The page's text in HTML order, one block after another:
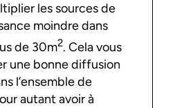
les sources de
moindre dans
de 30m2. Cela vous
une bonne diffusion
l’ensemble de
autant avoir à